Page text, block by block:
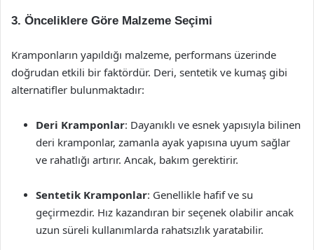
3. Önceliklere Göre Malzeme Seçimi
Kramponların yapıldığı malzeme, performans üzerinde
doğrudan etkili bir faktördür. Deri, sentetik ve kumaş gibi
alternatifler bulunmaktadır:
Deri Kramponlar: Dayanıklı ve esnek yapısıyla bilinen
deri kramponlar, zamanla ayak yapısına uyum sağlar
ve rahatlığı artırır. Ancak, bakım gerektirir.
Sentetik Kramponlar: Genellikle hafif ve su
geçirmezdir. Hız kazandıran bir seçenek olabilir ancak
uzun süreli kullanımlarda rahatsızlık yaratabilir.